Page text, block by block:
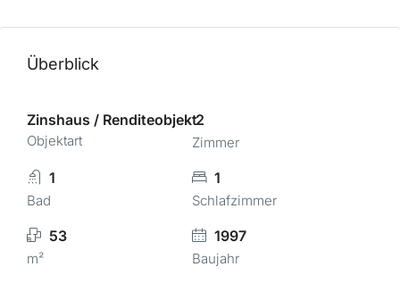
Überblick
Zinshaus / Renditeobjekt
Objektart
2
Zimmer
1
Bad
1
Schlafzimmer
53
m²
1997
Baujahr